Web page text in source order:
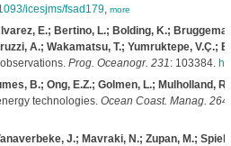
icesjms/fsad179, more
E.; Bertino, L.; Bolding, K.;
A.; Wakamatsu, T.; Yumruktepe, V.Ç.;
Prog. Oceanogr. 231: 103384.
B.; Ong, E.Z.; Golmen, L.; Mulholland,
technologies. Ocean Coast. Manag. 264
J.; Mavraki, N.; Zupan, M.;